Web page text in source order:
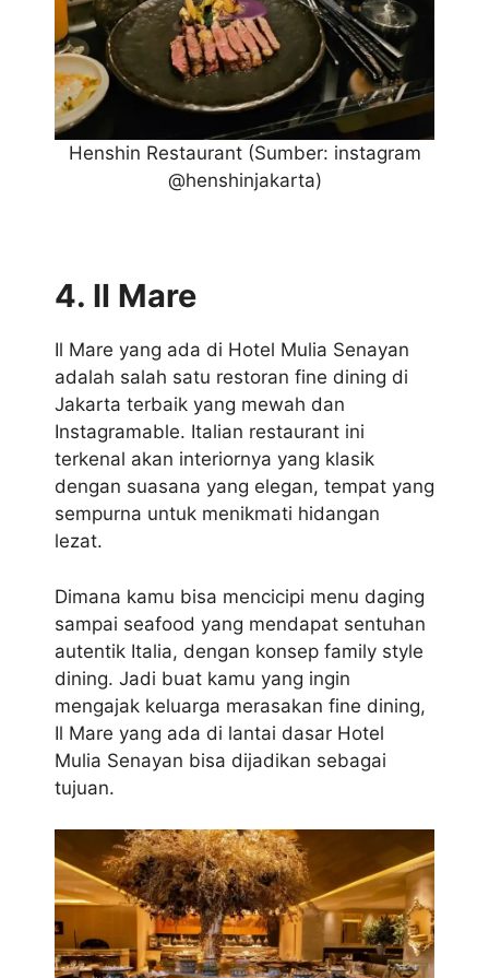
Henshin Restaurant(Sumber: instagram
@henshinjakarta)
4. Il Mare
Il Mare yang ada di Hotel Mulia Senayan
adalah salah satu restoran fine dining di
Jakarta terbaik yang mewah dan
Instagramable. Italian restaurant ini
terkenal akan interiornya yang klasik
dengan suasana yang elegan, tempat yang
sempurna untuk menikmati hidangan
lezat.
Dimana kamu bisa mencicipi menu daging
sampai seafood yang mendapat sentuhan
autentik Italia, dengan konsep family style
dining. Jadi buat kamu yang ingin
mengajak keluarga merasakan fine dining,
Il Mare yang ada di lantai dasar Hotel
Mulia Senayan bisa dijadikan sebagai
tujuan.